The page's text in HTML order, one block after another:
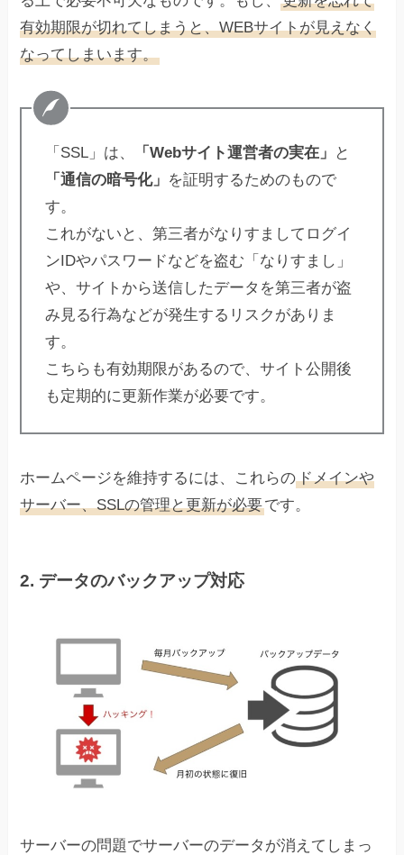
有効期限が切れてしまうと、WEBサイトが見えなく
なってしまいます。
「SSL」は、 「Webサイト運営者の実在」
と
「通信の暗号化」 を証明するためのもので
す。
これがないと、第三者がなりすましてログイ
ンIDやパスワードなどを盗む「なりすまし」
や、サイトから送信したデータを第三者が盗
み見る行為などが発生するリスクがありま
す。
こちらも有効期限があるので、サイト公開後
も定期的に更新作業が必要です。
ホームページを維持するには、これらのドメインや
サーバー、SSLの管理と更新が必要です。
2. データのバックアップ対応
サーバーの問題でサーバーのデータが消えてしまっ